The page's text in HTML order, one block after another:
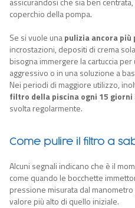
coperchio della pompa.
Se si vuole unapulizia ancora più
incrostazioni, depositi di crema
bisogna immergere la cartuccia
aggressivo o in una soluzione a
Nei periodi di maggiore utilizzo,
filtro della piscina ogni 15 giorni
svolta regolarmente.
Come pulire il filtro a
Alcuni segnali indicano che è il
come quando le bocchette
pressione misurata dal
valore più alto di quello iniziale.